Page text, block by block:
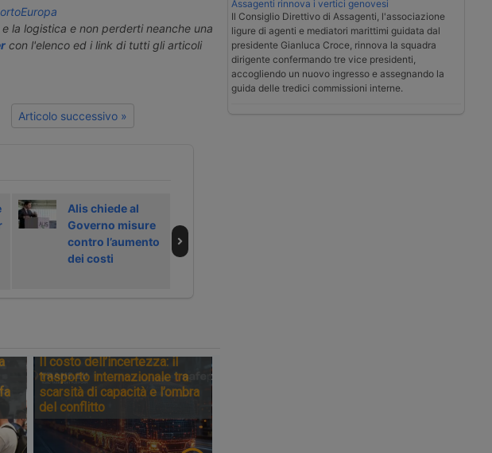
la logistica e non perderti neanche una
con l'elenco ed i link di tutti gli articoli
Articolo successivo »
Alis chiede al
Governo misure
contro l’aumento
dei costi
Il costo dell’incertezza: il
trasporto internazionale tra
scarsità di capacità e l’ombra
del conflitto
Assagenti rinnova i vertici genovesi
Il Consiglio Direttivo di Assagenti, l'associazione
ligure di agenti e mediatori marittimi guidata dal
presidente Gianluca Croce, rinnova la squadra
dirigente confermando tre vice presidenti,
accogliendo un nuovo ingresso e assegnando la
guida delle tredici commissioni interne.